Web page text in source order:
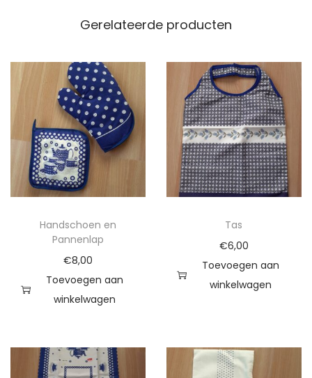
l
a
a
n
t
Gerelateerde producten
Handschoen en
Pannenlap
€8,00
Toevoegen aan
winkelwagen
Tas
€6,00
Toevoegen aan
winkelwagen